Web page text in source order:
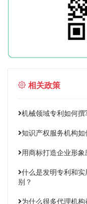
相关政策
机械领域专利如何
知识产权服务机构
用商标打造企业形
什么是发明专利和
别？
为什么很多代理机构